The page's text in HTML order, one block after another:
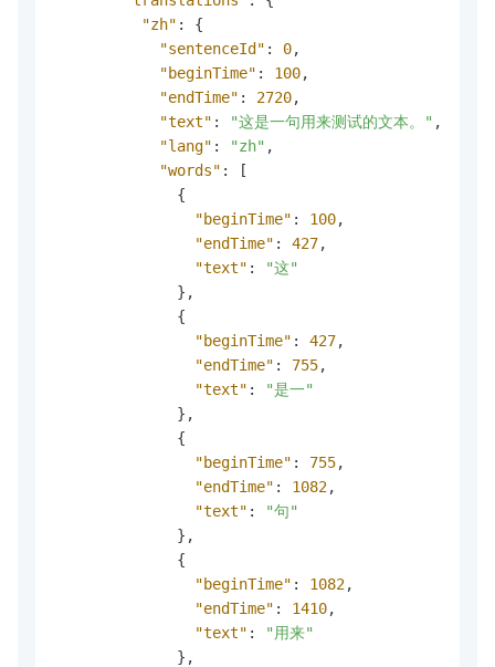
"zh" :
{
"sentenceId" : 0,
"beginTime" : 100,
"endTime" : 2720,
"text" : "这是一句用来测试的文本。" ,
"lang" : "zh" ,
"words" :
[
{
"beginTime" : 100,
"endTime" : 427,
"text" :
"这"
} ,
{
"beginTime" : 427,
"endTime" : 755,
"text" :
"是一"
} ,
{
"beginTime" : 755,
"endTime" : 1082,
"text" :
"句"
} ,
{
"beginTime" : 1082,
"endTime" : 1410,
"text" :
"用来"
} ,